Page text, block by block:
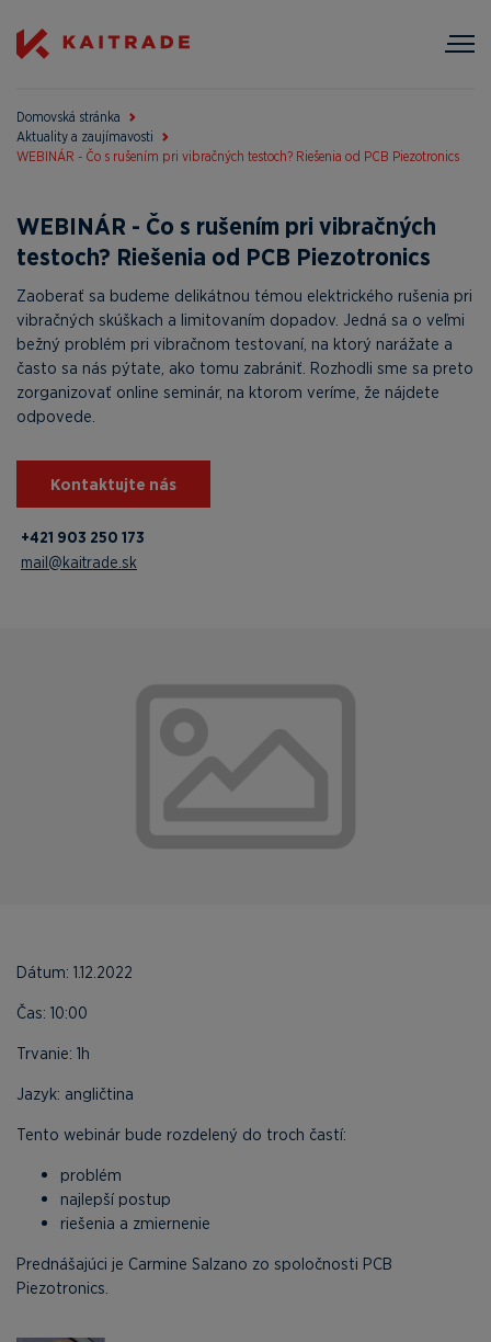
Domovská stránka
Aktuality a zaujímavosti
WEBINÁR - Čo s rušením pri vibračných testoch? Riešenia od PCB Piezotronics
WEBINÁR - Čo s rušením pri vibračných
testoch? Riešenia od PCB Piezotronics
Zaoberať sa budeme delikátnou témou elektrického rušenia pri
vibračných skúškach a limitovaním dopadov. Jedná sa o veľmi
bežný problém pri vibračnom testovaní, na ktorý narážate a
často sa nás pýtate, ako tomu zabrániť. Rozhodli sme sa preto
zorganizovať online seminár, na ktorom veríme, že nájdete
odpovede.
Kontaktujte nás
+421 903 250 173
mail@kaitrade.sk
Dátum: 1.12.2022
Čas: 10:00
Trvanie: 1h
Jazyk: angličtina
Tento webinár bude rozdelený do troch častí:
problém
najlepší postup
riešenia a zmiernenie
Prednášajúci je Carmine Salzano zo spoločnosti PCB
Piezotronics.